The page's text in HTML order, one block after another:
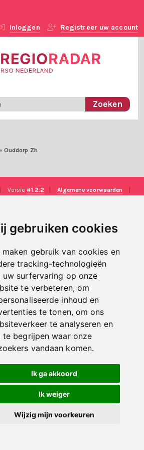
gebruiken cookies
maken gebruik van cookies en
tracking-technologieën
uw surfervaring op onze
te verbeteren, om
inhoud en
te tonen, om ons
te analyseren en
te begrijpen waar onze
vandaan komen.
Ik ga akkoord
Ik weiger
Wijzig mijn voorkeuren
Inloggen Registreer uw account
» Ouddorp Zh
Versie#1.2.2 Algemene voorwaarden